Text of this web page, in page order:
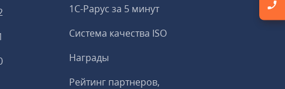
1С-Рарус за 5 минут
Система качества ISO
Награды
Рейтинг партнеров,